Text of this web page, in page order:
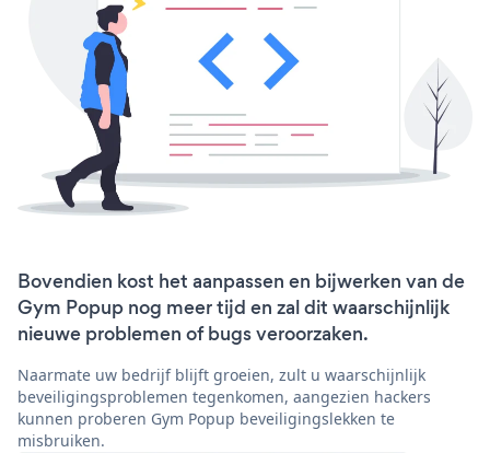
Bovendien kost het aanpassen en bijwerken van de
Gym Popup nog meer tijd en zal dit waarschijnlijk
nieuwe problemen of bugs veroorzaken.
Naarmate uw bedrijf blijft groeien, zult u waarschijnlijk
beveiligingsproblemen tegenkomen, aangezien hackers
kunnen proberen Gym Popup beveiligingslekken te
misbruiken.